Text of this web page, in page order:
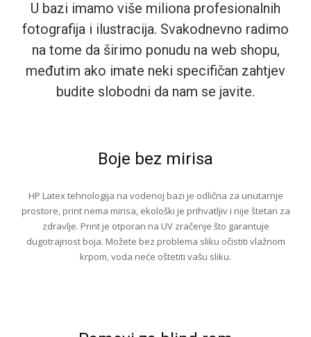
U bazi imamo više miliona profesionalnih
fotografija i ilustracija. Svakodnevno radimo
na tome da širimo ponudu na web shopu,
međutim ako imate neki specifičan zahtjev
budite slobodni da nam se javite.
Boje bez mirisa
HP Latex tehnologija na vodenoj bazi je odlična za unutarnje
prostore, print nema mirisa, ekološki je prihvatljiv i nije štetan za
zdravlje. Print je otporan na UV zračenje što garantuje
dugotrajnost boja. Možete bez problema sliku očistiti vlažnom
krpom, voda neće oštetiti vašu sliku.